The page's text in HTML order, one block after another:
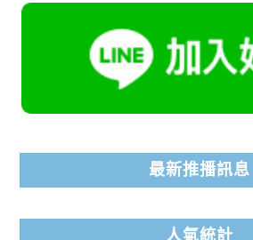
最新推播訊息
人氣統計